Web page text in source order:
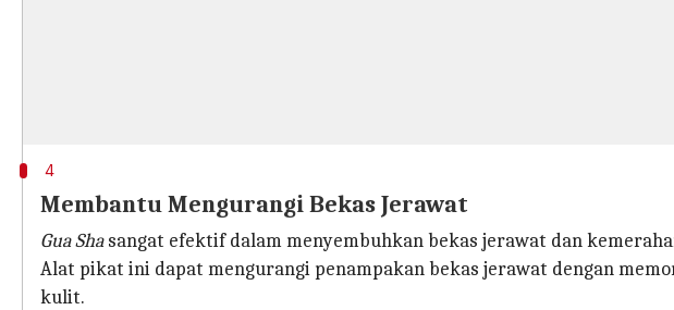
4
Membantu Mengurangi Bekas Jerawat
Gua Shasangat efektif dalam menyembuhkan bekas jerawat dan
Alat pikat ini dapat mengurangi penampakan bekas jerawat dengan
kulit.